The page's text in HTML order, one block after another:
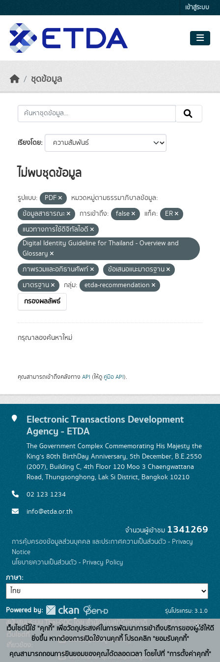
เข้าสู่ระบบ
ชุดข้อมูล
เรียงโดย
ไม่พบชุดข้อมูล
รูปแบบ: PDF
หมวดหมู่ตามธรรมาภิบาลข้อมูล:
ข้อมูลสาธารณะ
การเข้าถึง: false แท็ค:
ER
แนวทางการใช้ดิจิทัลไอดี
Digital Identity Guideline for Thailand - Overview and
Glossary
ภาพรวมและอภิธานศัพท์
ข้อเสนอแนะมาตรฐาน
มาตรฐาน
กลุ่ม:
etda-recommendation
กรองผลลัพธ์
กรุณาลองค้นหาใหม่
คุณสามารถเข้าถึงคลังทาง API (ให้ดู คู่มือ API).
Electronic Transactions Development
Agency - ETDA
The Government Complex Commemorating His Majesty the
King's 80th BirthDay Anniversary, 5th December, B.E.2550
(2007), Building C, 4th Floor 120 Moo 3 Chaengwattana
Road, Thungsonghong, Lak Si District, Bangkok 10210
02 123 1234
info@etda.or.th
จำนวนผู้เข้าชม 1341269
การคุ้มครองข้อมูลส่วนบุคคล และประกาศความเป็นส่วนตัว - Privacy
Notice
นโยบายความเป็นส่วนตัว - Privacy Policy
ภาษา
Powered by:
สนับสนุนระบบ Thai-GDC โดย สำนักงานสถิติแห่งชาติ
เว็บไซต์ที่
เกี่ยวข้อง:
ระบบบัญชีข้อมูลภาครัฐ
บริการนามานุกรมบัญชีข้อมูลภาค
รุ่นโปรแกรม: 3.1.0
วันที่: 2026-06-
22
เว็บไซต์นี้ใช้ "คุกกี้" เพื่อวัตถุประสงค์ในการพัฒนาการเข้าถึงบริการของผู้ใช้ให้ดี
ยิ่งขึ้น หากต้องการเปิดใช้งานคุกกี้ โปรดคลิก "ยอมรับคุกกี้"
คุณสามารถถอนการยินยอมของคุณได้ตลอดเวลา โดยไปที่ "การตั้งค่าคุกกี้"
x